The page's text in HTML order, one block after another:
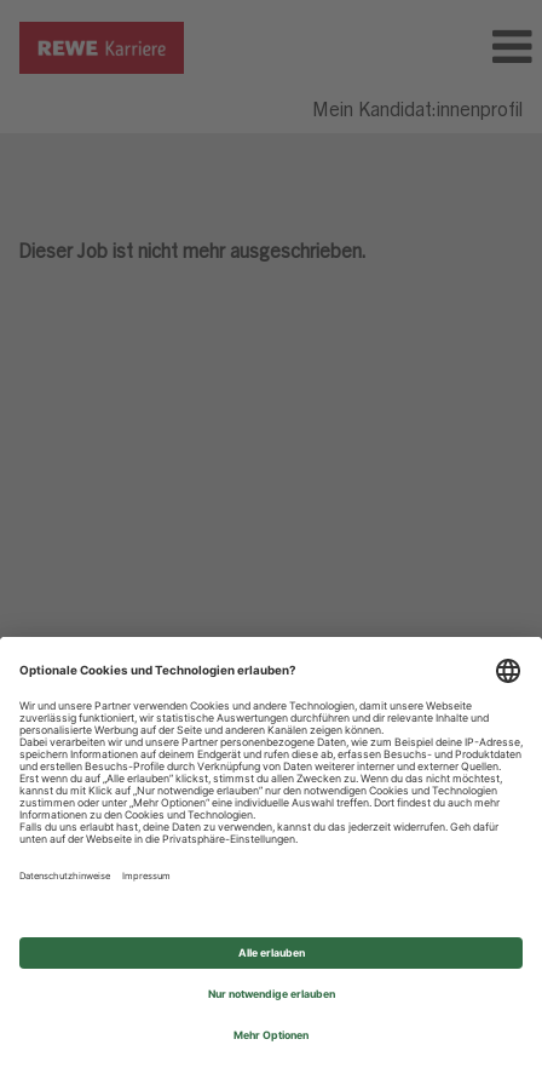
Mein Kandidat:innenprofil
Dieser Job ist nicht mehr ausgeschrieben.
Datenschutzhinweise
Impressum
Privatsphäre-Einstellungen
© 2026 REWE Group - All rights reserved